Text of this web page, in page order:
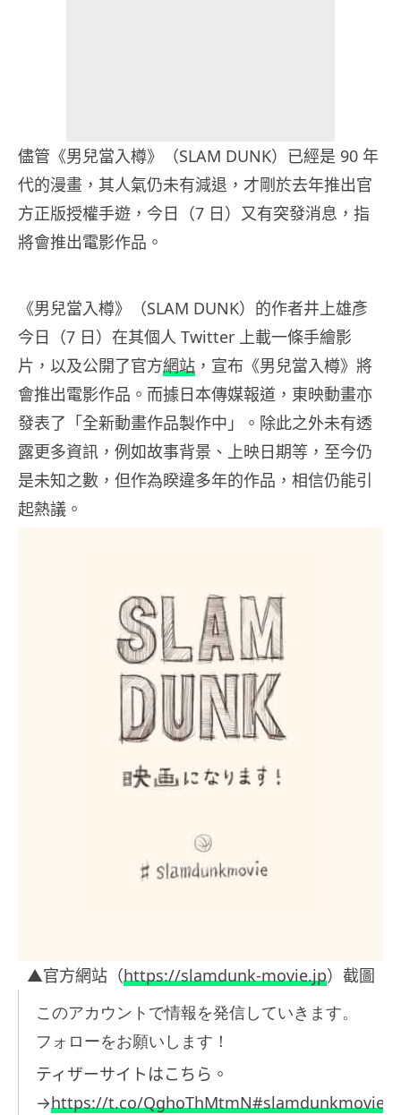
儘管《男兒當入樽》（SLAM DUNK）已經是 90 年
代的漫畫，其人氣仍未有減退，才剛於去年推出官
方正版授權手遊，今日（7 日）又有突發消息，指
將會推出電影作品。
《男兒當入樽》（SLAM DUNK）的作者井上雄彥
今日（7 日）在其個人 Twitter 上載一條手繪影
片，以及公開了官方網站 ，宣布《男兒當入樽》將
會推出電影作品。而據日本傳媒報道，東映動畫亦
發表了「全新動畫作品製作中」。除此之外未有透
露更多資訊，例如故事背景、上映日期等，至今仍
是未知之數，但作為睽違多年的作品，相信仍能引
起熱議。
▲官方網站（https://slamdunk-movie.jp）截圖
このアカウントで情報を発信していきます。
フォローをお願いします！
ティザーサイトはこちら。
→https://t.co/QghoThMtmN#slamdunkmovie